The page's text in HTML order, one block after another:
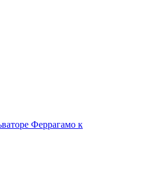
Феррагамо к